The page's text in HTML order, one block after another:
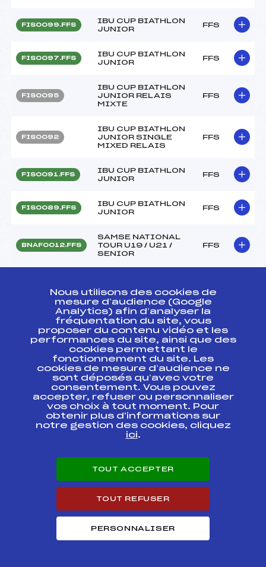
FIS0099.FFS
IBU CUP BIATHLON
JUNIOR
FFS
FIS0097.FFS
IBU CUP BIATHLON
JUNIOR
FFS
FIS0095
IBU CUP BIATHLON
JUNIOR RELAIS
MIXTE
FFS
FIS0092
IBU CUP BIATHLON
JUNIOR SINGLE
MIXED RELAIS
FFS
FIS0091.FFS
IBU CUP BIATHLON
JUNIOR
FFS
FIS0089.FFS
IBU CUP BIATHLON
JUNIOR
FFS
BNAF0012.FFS
SAMSE NATIONAL
TOUR U19 / U21 /
SENIOR
FFS
SENIOR
Circuits Nordique 2020
Circuits Rang
SAMSE NATIONAL TOUR BIATHLON U21 /
SEN DAMES
1
Résultats Nordique 2019
Cat.
SUMMER TOUR FFS-
SAMSE BIATHLON
Nous utilisons des cookies de
mesure d’audience (Google
Analytics) afin d’analyser la
fréquentation du site, vous
proposer du contenu vidéo et les
performances du site, ainsi que des
cookies permettant le
fonctionnement du site. Les
cookies de mesure d’audience ne
sont déposés qu’avec votre
consentement. Vous pouvez
accepter, refuser ou personnaliser
vos choix à tout moment. Pour
obtenir plus d'informations sur
notre gestion des cookies, cliquez
ici.
TOUT ACCEPTER
TOUT REFUSER
PERSONNALISER